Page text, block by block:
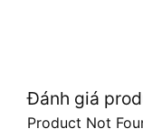
Đánh giá
Product Not